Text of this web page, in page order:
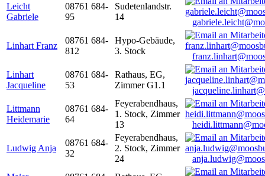
Leicht
Gabriele
08761 684-
95
Sudetenlandstr.
14
Linhart Franz
08761 684-
812
Hypo-Gebäude,
3. Stock
Linhart
Jacqueline
08761 684-
53
Rathaus, EG,
Zimmer G1.1
Littmann
Heidemarie
08761 684-
64
Feyerabendhaus,
1. Stock, Zimmer
13
Ludwig Anja
08761 684-
32
Feyerabendhaus,
2. Stock, Zimmer
24